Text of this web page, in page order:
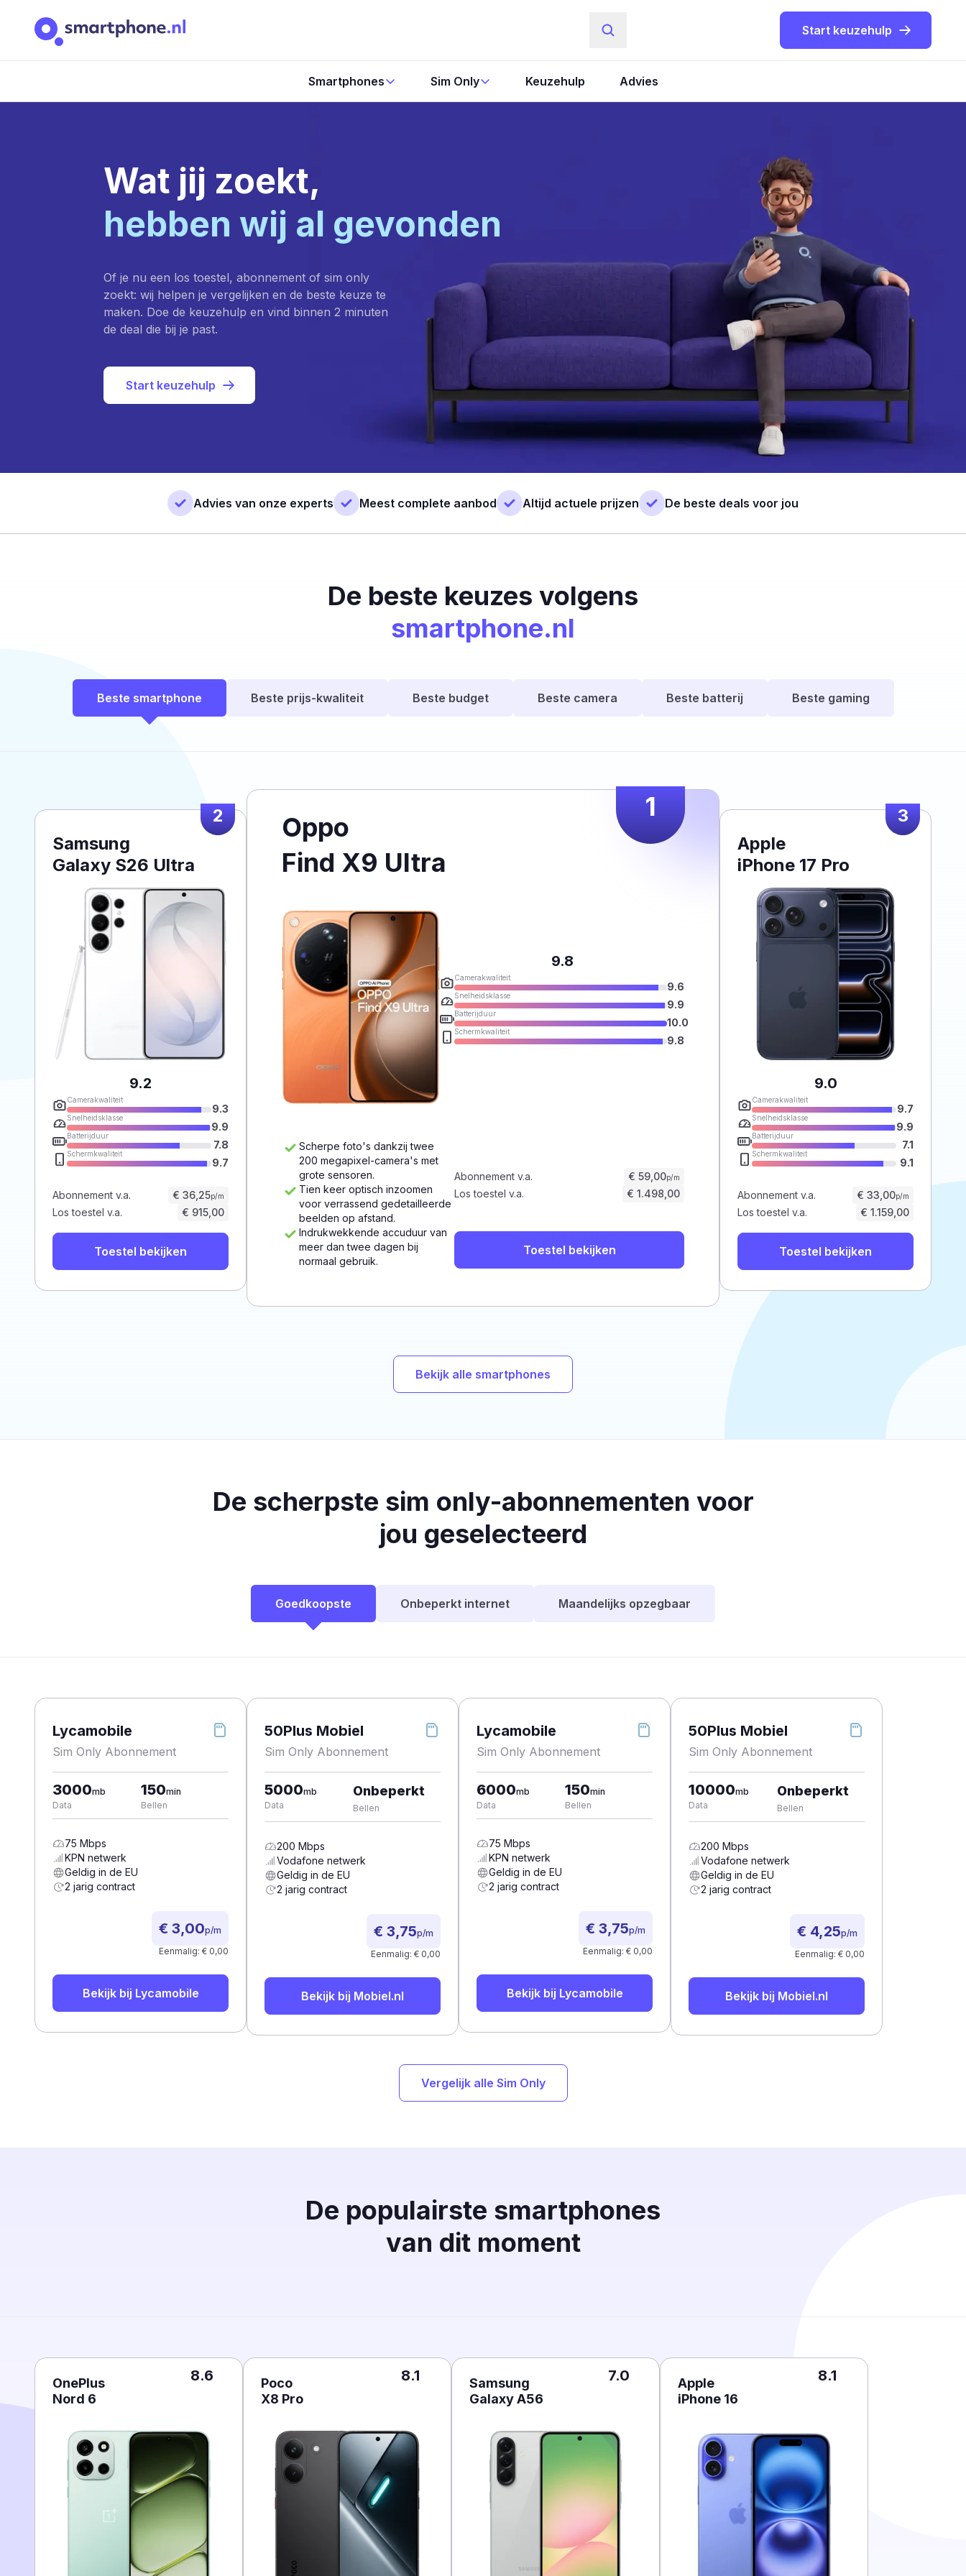
Start keuzehulp
Smartphones Sim Only Keuzehulp Advies
Wat jij zoekt,
hebben wij al gevonden
Of je nu een los toestel, abonnement of sim only
zoekt: wij helpen je vergelijken en de beste keuze te
maken. Doe de keuzehulp en vind binnen 2 minuten
de deal die bij je past.
Start keuzehulp
Advies van onze experts Meest complete aanbod Altijd actuele prijzen De beste deals voor jou
De beste keuzes volgens
smartphone.nl
Beste smartphone Beste prijs-kwaliteit Beste budget Beste camera Beste batterij Beste gaming
1
Oppo
Find X9 Ultra
9.8
Camerakwaliteit
9.6
Snelheidsklasse
9.9
Batterijduur
10.0
Schermkwaliteit
9.8
Scherpe foto's dankzij twee
200 megapixel-camera's met
grote sensoren.
Tien keer optisch inzoomen
voor verrassend gedetailleerde
beelden op afstand.
Indrukwekkende accuduur van
meer dan twee dagen bij
normaal gebruik.
Abonnement v.a. € 59,00p/m
Los toestel v.a. € 1.498,00
Toestel bekijken
2
Samsung
Galaxy S26 Ultra
9.2
Camerakwaliteit
9.3
Snelheidsklasse
9.9
Batterijduur
7.8
Schermkwaliteit
9.7
Abonnement v.a. € 36,25p/m
Los toestel v.a. € 915,00
Toestel bekijken
3
Apple
iPhone 17 Pro
9.0
Camerakwaliteit
9.7
Snelheidsklasse
9.9
Batterijduur
7.1
Schermkwaliteit
9.1
Abonnement v.a. € 33,00p/m
Los toestel v.a. € 1.159,00
Toestel bekijken
Bekijk alle smartphones
De scherpste sim only-abonnementen voor
jou geselecteerd
Goedkoopste Onbeperkt internet Maandelijks opzegbaar
Lycamobile
Sim Only Abonnement
3000mb
Data
150min
Bellen
75 Mbps
KPN netwerk
Geldig in de EU
2 jarig contract
€ 3,00p/m
Eenmalig: € 0,00
Bekijk bij Lycamobile
50Plus Mobiel
Sim Only Abonnement
5000mb
Data
Onbeperkt
Bellen
200 Mbps
Vodafone netwerk
Geldig in de EU
2 jarig contract
€ 3,75p/m
Eenmalig: € 0,00
Bekijk bij Mobiel.nl
Lycamobile
Sim Only Abonnement
6000mb
Data
150min
Bellen
75 Mbps
KPN netwerk
Geldig in de EU
2 jarig contract
€ 3,75p/m
Eenmalig: € 0,00
Bekijk bij Lycamobile
50Plus Mobiel
Sim Only Abonnement
10000mb
Data
Onbeperkt
Bellen
200 Mbps
Vodafone netwerk
Geldig in de EU
2 jarig contract
€ 4,25p/m
Eenmalig: € 0,00
Bekijk bij Mobiel.nl
Vergelijk alle Sim Only
De populairste smartphones
van dit moment
OnePlus
Nord 6
8.6
Poco
X8 Pro
8.1
Samsung
Galaxy A56
7.0
Apple
iPhone 16
8.1